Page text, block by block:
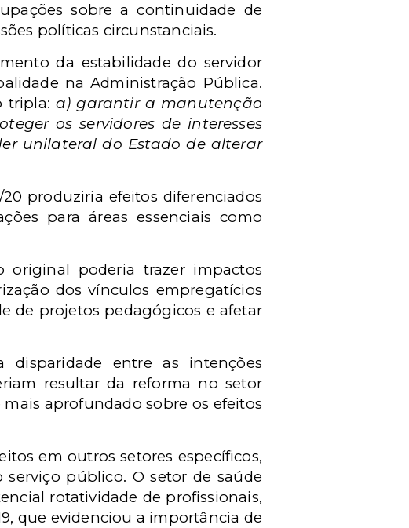
sobre a continuidade de
políticas circunstanciais.
da estabilidade do servidor
na Administração Pública.
tripla: a) garantir a manutenção
os servidores de interesses
unilateral do Estado de alterar
produziria efeitos diferenciados
para áreas essenciais como
original poderia trazer impactos
dos vínculos empregatícios
de projetos pedagógicos e afetar
disparidade entre as intenções
resultar da reforma no setor
aprofundado sobre os efeitos
em outros setores específicos,
público. O setor de saúde
rotatividade de profissionais,
que evidenciou a importância de